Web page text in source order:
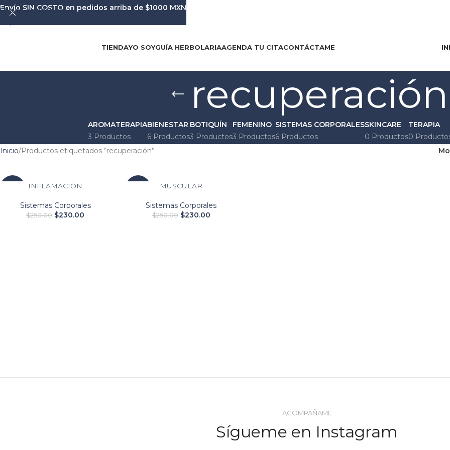
Skip to navigation
TIENDAYO SOYGUÍA HERBOLARIAAGENDA TU CITACONTÁCTAME
recuperación
AROMATERAPIA
3 Productos
BIENESTAR
6 Productos
BOTIQUÍN
3 Productos
FEMENINO
3 Productos
SISTEMAS CORPORALES
6 Productos
SKINCARE
0 Productos
TERAPIA
0
Inicio Productos etiquetados “recuperación”
INFLAMACIÓN
Sistemas Corporales
$250.00 $230.00
MUSCULAR
Sistemas Corporales
$250.00 $230.00
ACOMPAÑAME
Sígueme en Instagram
Envío SIN COSTO en pedidos arriba de $1000 MXN